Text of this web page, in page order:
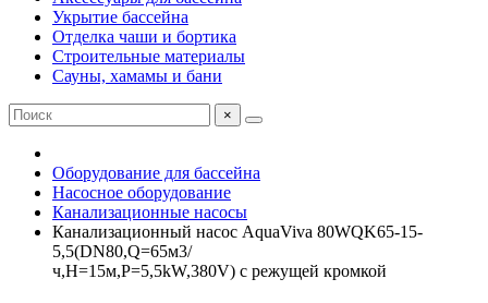
Укрытие бассейна
Отделка чаши и бортика
Строительные материалы
Сауны, хамамы и бани
×
Оборудование для бассейна
Насосное оборудование
Канализационные насосы
Канализационный насос AquaViva 80WQK65-15-
5,5(DN80,Q=65м3/
ч,H=15м,P=5,5kW,380V) с режущей кромкой